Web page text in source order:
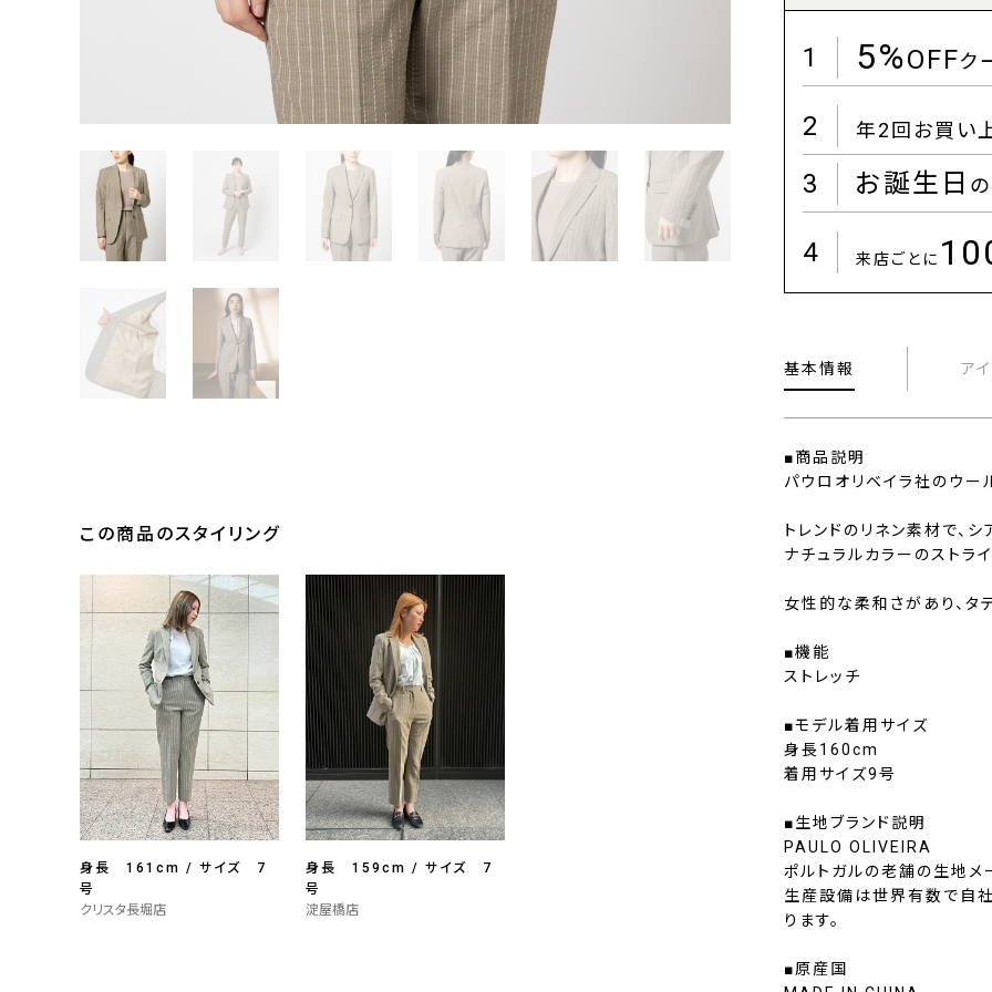
1 5%OFFク
2 年2回お買い
3 お誕生日
4 来店ごとに
基本情報 ア
■商品説明
パウロオリベイラ社のウー
トレンドのリネン素材で、
ナチュラルカラーのストラ
女性的な柔和さがあり、タ
■機能
ストレッチ
■モデル着用サイズ
身長160cm
着用サイズ9号
■生地ブランド説明
PAULO OLIVEIRA
ポルトガルの老舗の生地メ
生産設備は世界有数で自
ります。
■原産国
この商品のスタイリング
身長 161cm / サイズ 7
号
クリスタ長堀店
身長 159cm / サイズ 7
号
淀屋橋店